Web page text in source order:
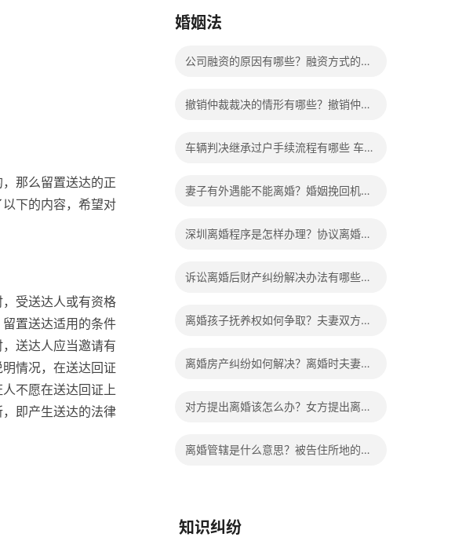
那么留置送达的正
下的内容，希望对
受送达人或有资格
置送达适用的条件
送达人应当邀请有
情况，在送达回证
不愿在送达回证上
即产生送达的法律
婚姻法
公司融资的原因有哪些？融资方式的种
撤销仲裁裁决的情形有哪些？撤销仲裁
车辆判决继承过户手续流程有哪些 车辆
妻子有外遇能不能离婚？婚姻挽回机构
深圳离婚程序是怎样办理？协议离婚和
诉讼离婚后财产纠纷解决办法有哪些？
离婚孩子抚养权如何争取？夫妻双方协
离婚房产纠纷如何解决？离婚时夫妻共
对方提出离婚该怎么办？女方提出离婚
离婚管辖是什么意思？被告住所地的法
知识纠纷